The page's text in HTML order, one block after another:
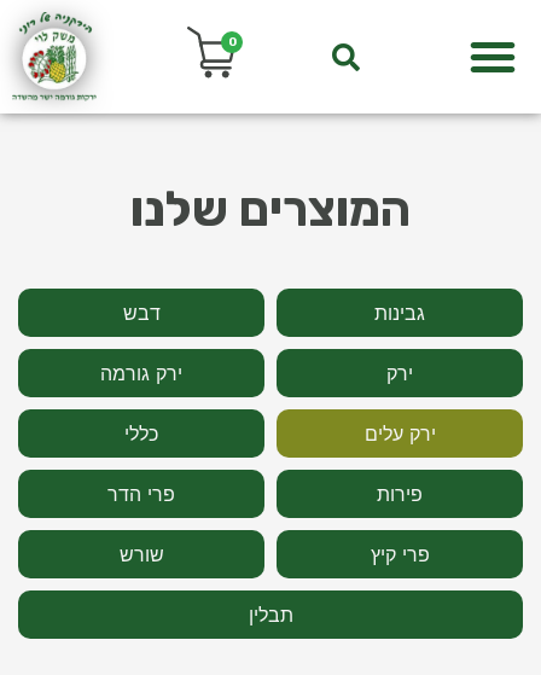
0
המוצרים שלנו
גבינות דבש
ירק ירק גורמה
ירק עלים כללי
פירות פרי הדר
פרי קיץ שורש
תבלין